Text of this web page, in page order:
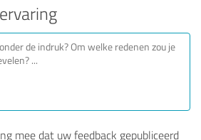
mee dat uw feedback gepubliceerd